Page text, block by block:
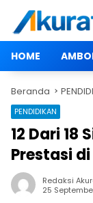
konten
HOME
Beranda
PENDIDIKAN
12 Dari 18
Prestasi
Redaksi
25